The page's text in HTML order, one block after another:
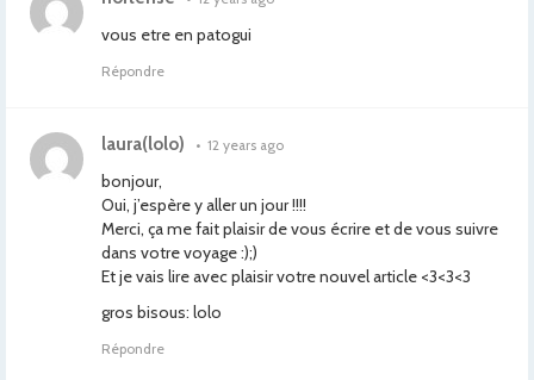
vous etre en patogui
Répondre
laura(lolo) • 12 years ago
bonjour,
Oui, j’espère y aller un jour !!!!
Merci, ça me fait plaisir de vous écrire et de vous suivre
dans votre voyage :);)
Et je vais lire avec plaisir votre nouvel article <3<3<3
gros bisous: lolo
Répondre